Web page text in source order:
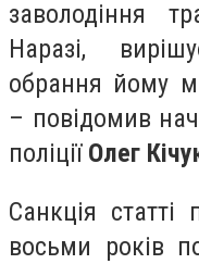
заволодіння
Наразі,
обрання йому
– повідомив
поліції Олег
Санкція статті
восьми років